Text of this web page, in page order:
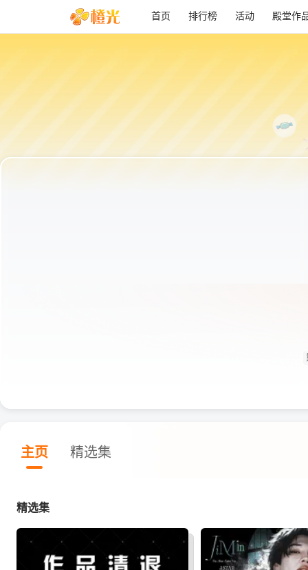
首页 排行榜 活动 殿堂作
主页 精选集
精选集